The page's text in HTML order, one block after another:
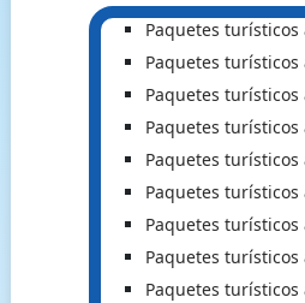
Paquetes turísticos
Paquetes
Paquetes turísticos
Paquetes turísticos
Paquetes turísticos
Paquetes turísticos
Paquetes turísticos
Paquetes turísticos
Paquetes turísticos